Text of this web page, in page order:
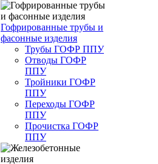
Гофрированные трубы и
фасонные изделия
Трубы ГОФР ППУ
Отводы ГОФР
ППУ
Тройники ГОФР
ППУ
Переходы ГОФР
ППУ
Прочистка ГОФР
ППУ